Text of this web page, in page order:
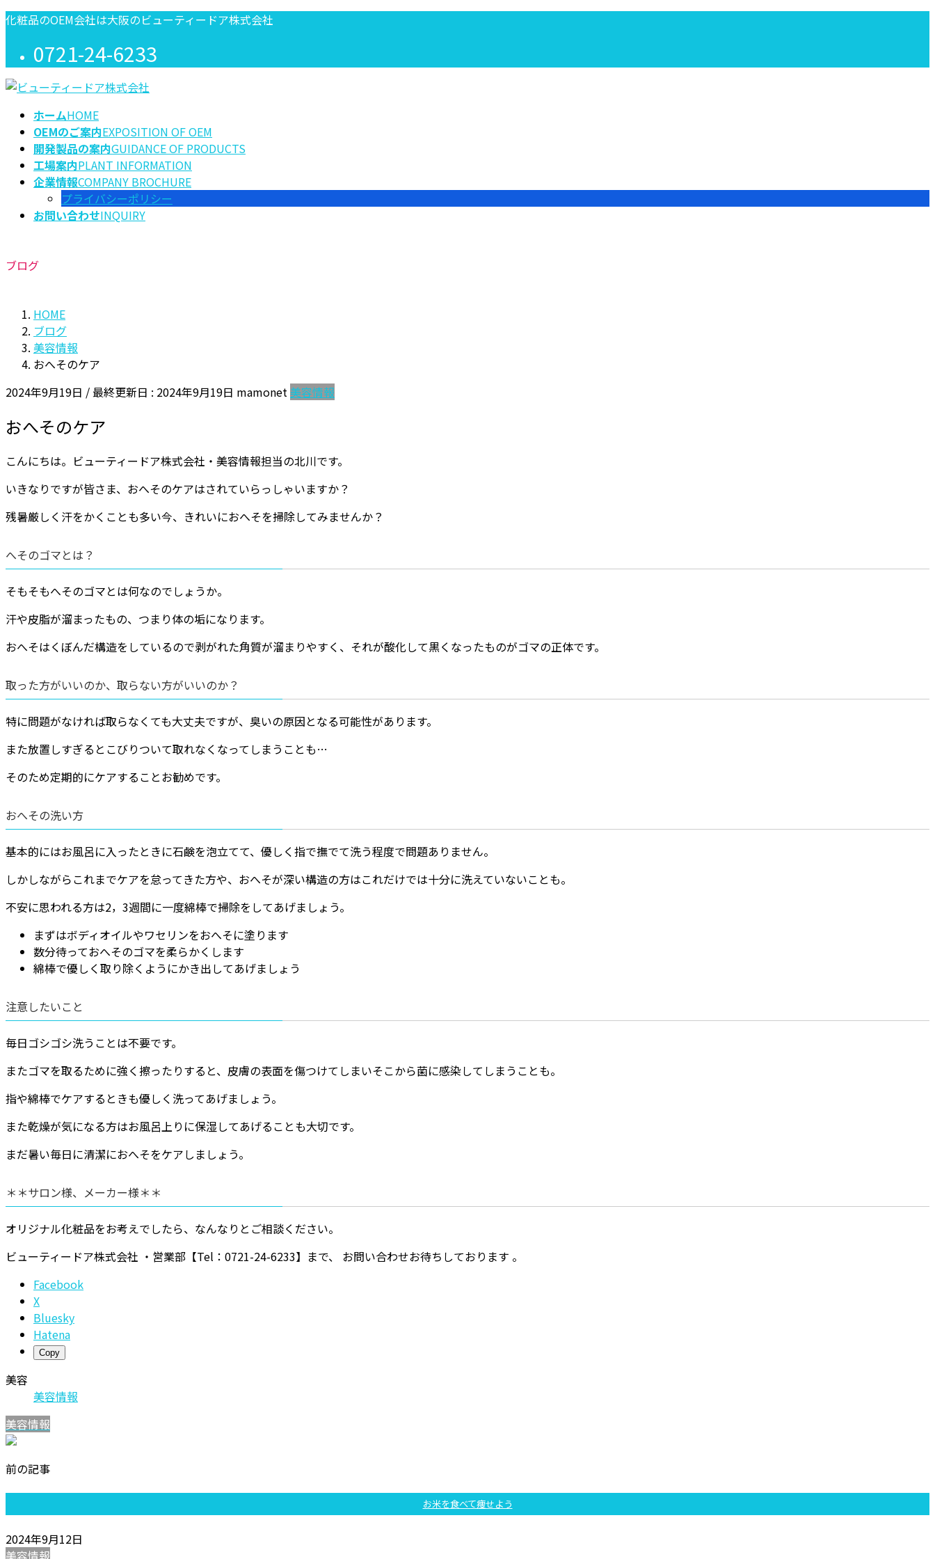
コ
ン
ツ
ナ
ー
シ
化粧品のOEM会社は大阪のビューティードア株式会社
0721-24-6233
ホームHOME
OEMのご案内EXPOSITION OF OEM
開発製品の案内GUIDANCE OF PRODUCTS
工場案内PLANT INFORMATION
企業情報COMPANY BROCHURE
プライバシーポリシー
お問い合わせINQUIRY
ブログ
HOME
ブログ
美容情報
おへそのケア
2024年9月19日 / 最終更新日 : 2024年9月19日 mamonet美容情報
おへそのケア
こんにちは。ビューティードア株式会社・美容情報担当の北川です。
いきなりですが皆さま、おへそのケアはされていらっしゃいますか？
残暑厳しく汗をかくことも多い今、きれいにおへそを掃除してみませんか？
へそのゴマとは？
そもそもへそのゴマとは何なのでしょうか。
汗や皮脂が溜まったもの、つまり体の垢になります。
おへそはくぼんだ構造をしているので剥がれた角質が溜まりやすく、それが酸化して黒くなったものがゴマの正体です。
取った方がいいのか、取らない方がいいのか？
特に問題がなければ取らなくても大丈夫ですが、臭いの原因となる可能性があります。
また放置しすぎるとこびりついて取れなくなってしまうことも…
そのため定期的にケアすることお勧めです。
おへその洗い方
基本的にはお風呂に入ったときに石鹸を泡立てて、優しく指で撫でて洗う程度で問題ありません。
しかしながらこれまでケアを怠ってきた方や、おへそが深い構造の方はこれだけでは十分に洗えていないことも。
不安に思われる方は2，3週間に一度綿棒で掃除をしてあげましょう。
まずはボディオイルやワセリンをおへそに塗ります
数分待っておへそのゴマを柔らかくします
綿棒で優しく取り除くようにかき出してあげましょう
注意したいこと
毎日ゴシゴシ洗うことは不要です。
またゴマを取るために強く擦ったりすると、皮膚の表面を傷つけてしまいそこから菌に感染してしまうことも。
指や綿棒でケアするときも優しく洗ってあげましょう。
また乾燥が気になる方はお風呂上りに保湿してあげることも大切です。
まだ暑い毎日に清潔におへそをケアしましょう。
＊＊サロン様、メーカー様＊＊
オリジナル化粧品をお考えでしたら、なんなりとご相談ください。
ビューティードア株式会社 ・営業部【Tel：0721-24-6233】まで、 お問い合わせお待ちしております 。
Facebook
X
Bluesky
Hatena
Copy
美容
美容情報
美容情報
前の記事
お米を食べて痩せよう
2024年9月12日
美容情報